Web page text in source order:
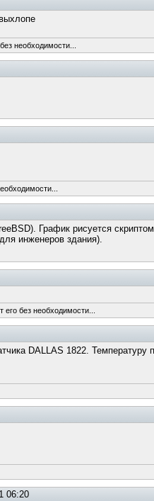
необходимости...
График рисуется
инженеров здания).
без необходимости...
DALLAS 1822.
06:20